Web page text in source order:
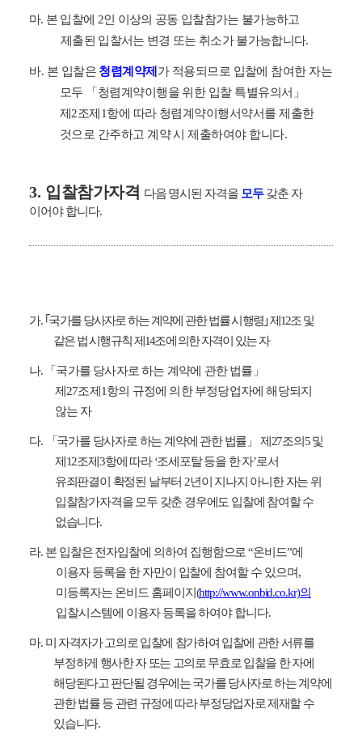
마. 본 입찰에 2인 이상의 공동 입찰참가는 불가능하고
제출된 입찰서는 변경 또는 취소가 불가능합니다.
바. 본 입찰은 청렴계약제 가 적용되므로 입찰에 참여한 자는
모두
「 청렴계약이행을 위한 입찰 특별유의서 」
제 2조제 1항에 따라 청렴계약이행서약서를 제출한
것으로 간주하고 계약 시 제출하여야 합니다.
3. 입찰참가자격 다음 명시된 자격을 모두 갖춘 자
이어야 합니다.
가. ｢국가를 당사자로 하는 계약에 관한 법률 시행령 ｣제 12조 및
같은 법 시행규칙 제 14조에 의한 자격이 있는 자
나. 「 국가를 당사자로 하는 계약에 관한 법률 」
제 27조제 1항의 규정에 의한 부정당업자에 해당되지
않는 자
다. 「 국가를 당사자로 하는 계약에 관한 법률 」 제 27조의 5및
제 12조제 3항에 따라‘조세포탈 등을 한 자’로서
유죄판결이 확정된 날부터 2년이 지나지 아니한 자는 위
입찰참가자격을 모두 갖춘 경우에도 입찰에 참여할 수
없습니다.
라. 본 입찰은 전자입찰에 의하여 집행함으로“온비드”에
이용자 등록을 한 자만이 입찰에 참여할 수 있으며,
미등록자는 온비드 홈페이지 (http://www.onbid.co.kr)의
입찰시스템에 이용자 등록을 하여야 합니다.
마. 미 자격자가 고의로 입찰에 참가하여 입찰에 관한 서류를
부정하게 행사한 자 또는 고의로 무효로 입찰을 한 자에
해당된다고 판단될 경우에는 국가를 당사자로 하는 계약에
관한 법률 등 관련 규정에 따라 부정당업자로 제재할 수
있습니다.